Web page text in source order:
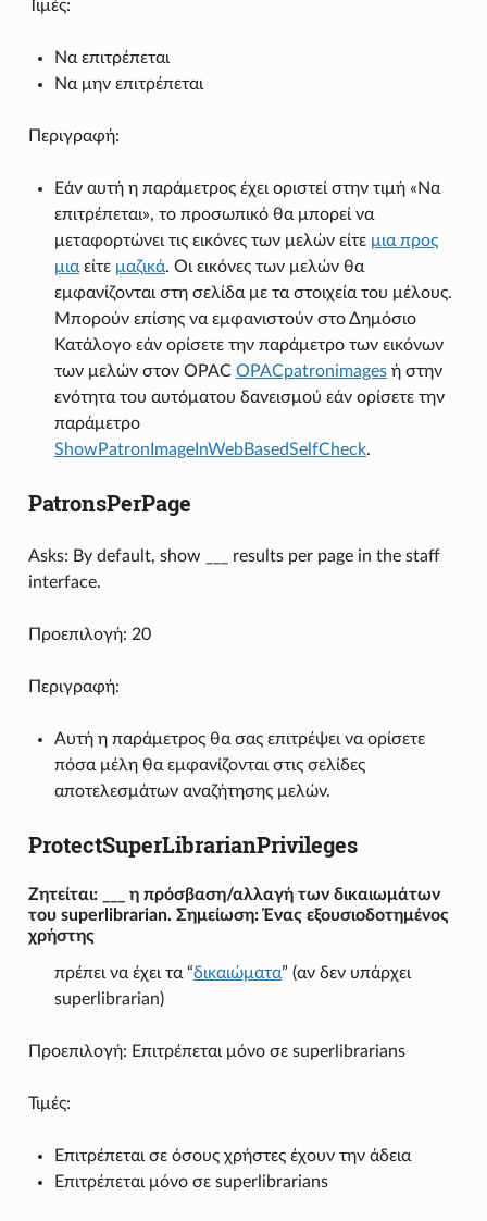
Τιμές:
Να επιτρέπεται
Να μην επιτρέπεται
Περιγραφή:
Εάν αυτή η παράμετρος έχει οριστεί στην τιμή «Να
επιτρέπεται», το προσωπικό θα μπορεί να
μεταφορτώνει τις εικόνες των μελών είτε μια προς
μιαείτε μαζικά. Οι εικόνες των μελών θα
εμφανίζονται στη σελίδα με τα στοιχεία του μέλους.
Μπορούν επίσης να εμφανιστούν στο Δημόσιο
Κατάλογο εάν ορίσετε την παράμετρο των εικόνων
των μελών στον OPAC OPACpatronimagesή στην
ενότητα του αυτόματου δανεισμού εάν ορίσετε την
παράμετρο
ShowPatronImageInWebBasedSelfCheck.
PatronsPerPage
Asks: By default, show ___ results per page in the staff
interface.
Προεπιλογή: 20
Περιγραφή:
Αυτή η παράμετρος θα σας επιτρέψει να ορίσετε
πόσα μέλη θα εμφανίζονται στις σελίδες
αποτελεσμάτων αναζήτησης μελών.
ProtectSuperLibrarianPrivileges
Ζητείται: ___ η πρόσβαση/αλλαγή των δικαιωμάτων
του superlibrarian. Σημείωση: Ένας εξουσιοδοτημένος
χρήστης
πρέπει να έχει τα “δικαιώματα” (αν δεν υπάρχει
superlibrarian)
Προεπιλογή: Επιτρέπεται μόνο σε superlibrarians
Τιμές:
Επιτρέπεται σε όσους χρήστες έχουν την άδεια
Επιτρέπεται μόνο σε superlibrarians